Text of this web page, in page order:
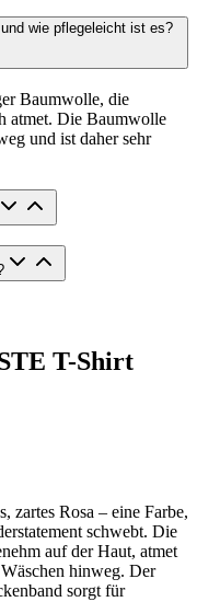
wie pflegeleicht ist es?
Baumwolle, die
atmet. Die Baumwolle
und ist daher sehr
T-Shirt
zartes Rosa – eine Farbe,
schwebt. Die
auf der Haut, atmet
hinweg. Der
sorgt für